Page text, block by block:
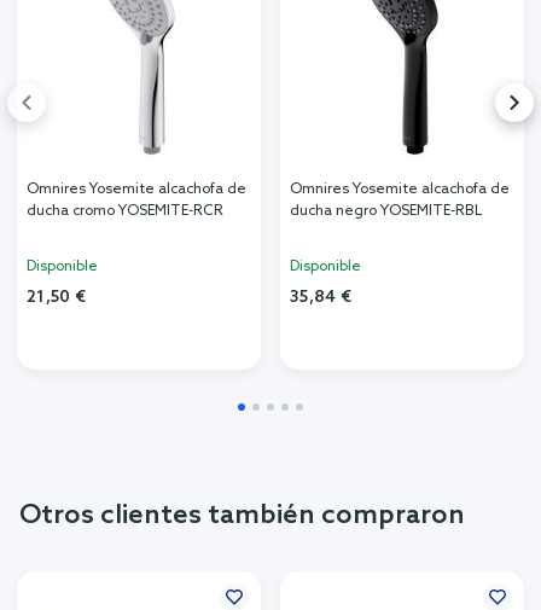
Omnires Yosemite alcachofa de
ducha cromo YOSEMITE-RCR
Disponible
21,50 €
Omnires Yosemite alcachofa de
ducha negro YOSEMITE-RBL
Disponible
35,84 €
Otros clientes también compraron